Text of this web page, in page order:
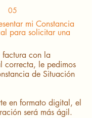
05
mi Constancia
para solicitar una
factura con la
correcta, le pedimos
de Situación
en formato digital, el
será más ágil.